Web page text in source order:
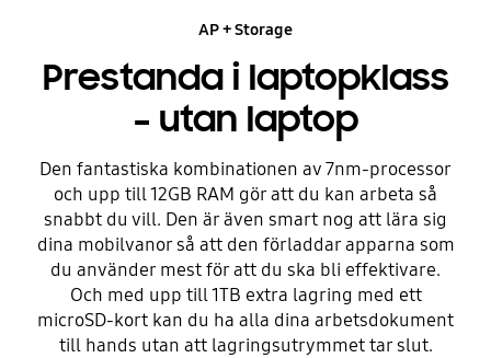
AP + Storage
Prestanda i laptopklass
– utan laptop
Den fantastiska kombinationen av 7nm-processor
och upp till 12GB RAM gör att du kan arbeta så
snabbt du vill. Den är även smart nog att lära sig
dina mobilvanor så att den förladdar apparna som
du använder mest för att du ska bli effektivare.
Och med upp till 1TB extra lagring med ett
microSD-kort kan du ha alla dina arbetsdokument
till hands utan att lagringsutrymmet tar slut.